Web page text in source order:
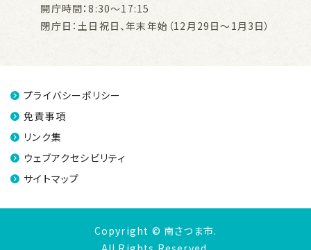
開庁時間：8:30～17:15
閉庁日：土日祝日、年末年始（12月29日～1月3日）
プライバシーポリシー
免責事項
リンク集
ウェブアクセシビリティ
サイトマップ
Copyright © 南さつま市.